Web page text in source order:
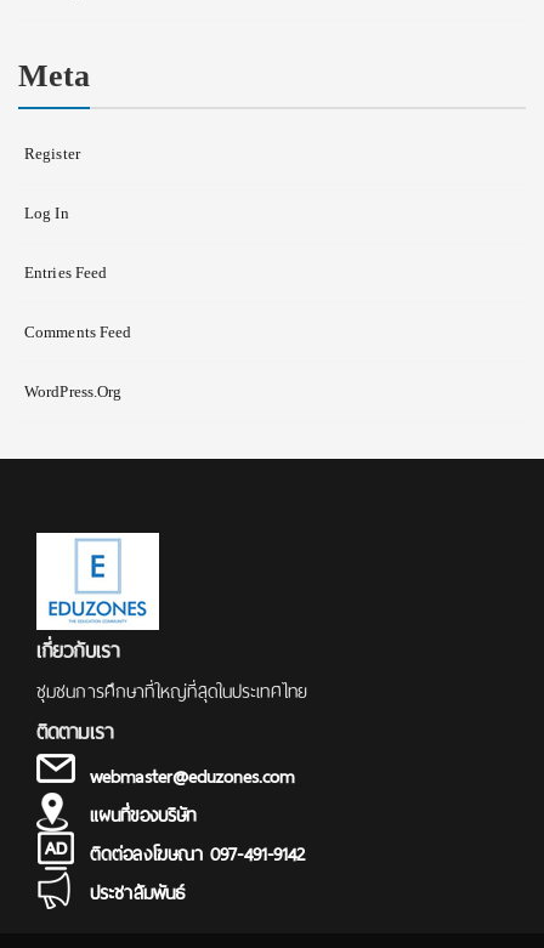
Meta
Register
Log In
Entries Feed
Comments Feed
WordPress.org
เกี่ยวกับเรา
ชุมชนการศึกษาที่ใหญ่ที่สุดในประเทศไทย
ติดตามเรา
webmaster@eduzones.com
แผนที่ของบริษัท
ติดต่อลงโฆษณา 097-491-9142
ประชาสัมพันธ์